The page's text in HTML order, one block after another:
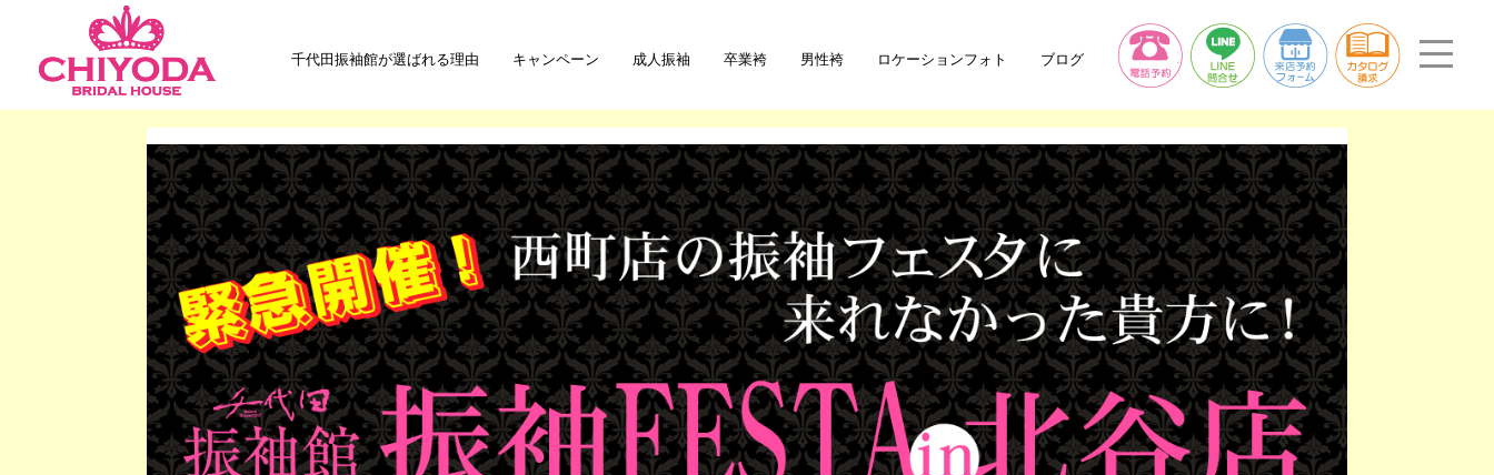
千代田振袖館が選ばれる理由 キャンペーン 成人振袖 卒業袴 男性袴 ロケーションフォト ブログ